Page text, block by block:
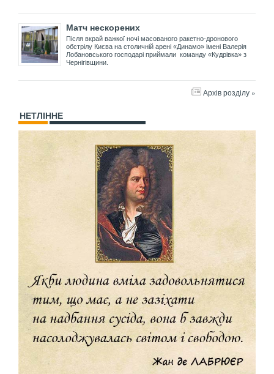
Матч нескорених
Після вкрай важкої ночі масованого ракетно-дронового
обстрілу Києва на столичній арені «Динамо» імені Валерія
Лобановського господарі приймали команду «Кудрівка» з
Чернігівщини.
Архів розділу »
НЕТЛІННЕ